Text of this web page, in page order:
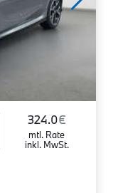
324.0€
mtl. Rate
inkl. MwSt.